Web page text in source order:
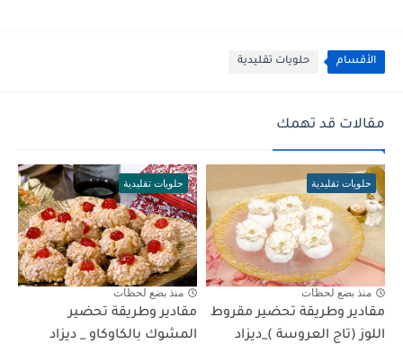
الأقسام حلويات تقليدية
مقالات قد تهمك
حلويات تقليدية
منذ بضع لحظات
مقادير وطريقة تحضير مقروط
اللوز (تاج العروسة )_ديزاد
حلويات تقليدية
منذ بضع لحظات
مقادير وطريقة تحضير
المشوك بالكاوكاو _ ديزاد